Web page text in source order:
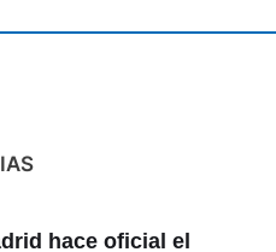
hace oficial el